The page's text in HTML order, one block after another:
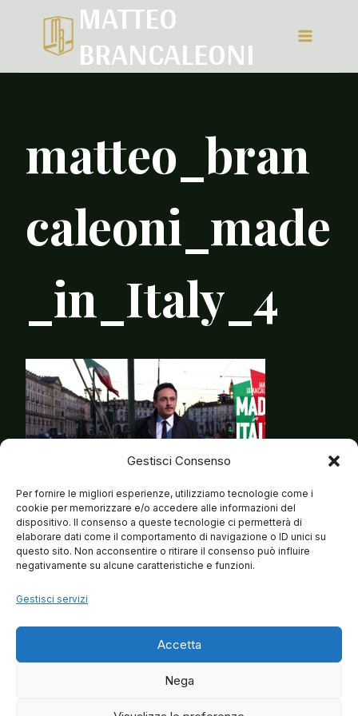
Gestisci Consenso
Per fornire le migliori esperienze, utilizziamo tecnologie come i
cookie per memorizzare e/o accedere alle informazioni del
dispositivo. Il consenso a queste tecnologie ci permetterà di
elaborare dati come il comportamento di navigazione o ID unici su
questo sito. Non acconsentire o ritirare il consenso può influire
negativamente su alcune caratteristiche e funzioni.
Gestisci servizi
Accetta
Nega
MATTEO
BRANCALEONI
matteo_bran
caleoni_made
_in_Italy_4